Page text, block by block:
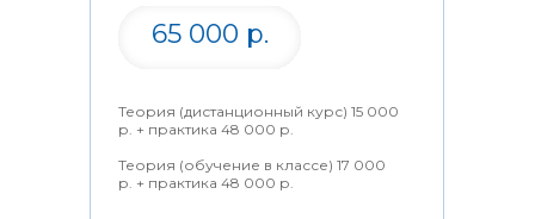
65 000 р.
Теория (дистанционный курс) 15 000
р. + практика 48 000 р.
Теория (обучение в классе) 17 000
р. + практика 48 000 р.